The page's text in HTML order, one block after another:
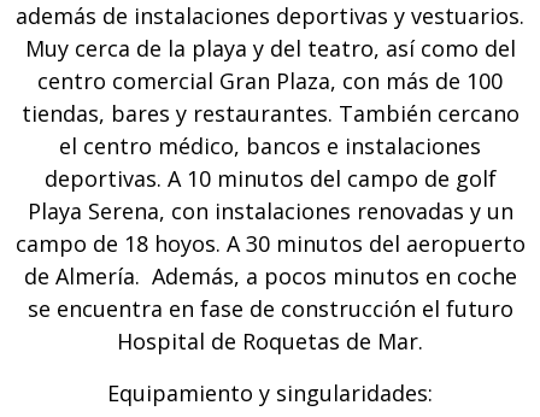
además de instalaciones deportivas y vestuarios.
Muy cerca de la playa y del teatro, así como del
centro comercial Gran Plaza, con más de 100
tiendas, bares y restaurantes. También cercano
el centro médico, bancos e instalaciones
deportivas. A 10 minutos del campo de golf
Playa Serena, con instalaciones renovadas y un
campo de 18 hoyos. A 30 minutos del aeropuerto
de Almería. Además, a pocos minutos en coche
se encuentra en fase de construcción el futuro
Hospital de Roquetas de Mar.
Equipamiento y singularidades: